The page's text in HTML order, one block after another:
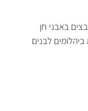
באבני חן
ביהלומים לבנים